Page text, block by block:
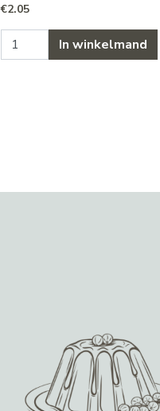
€2.05
Saucijzenbroodjes aantal
In winkelmand